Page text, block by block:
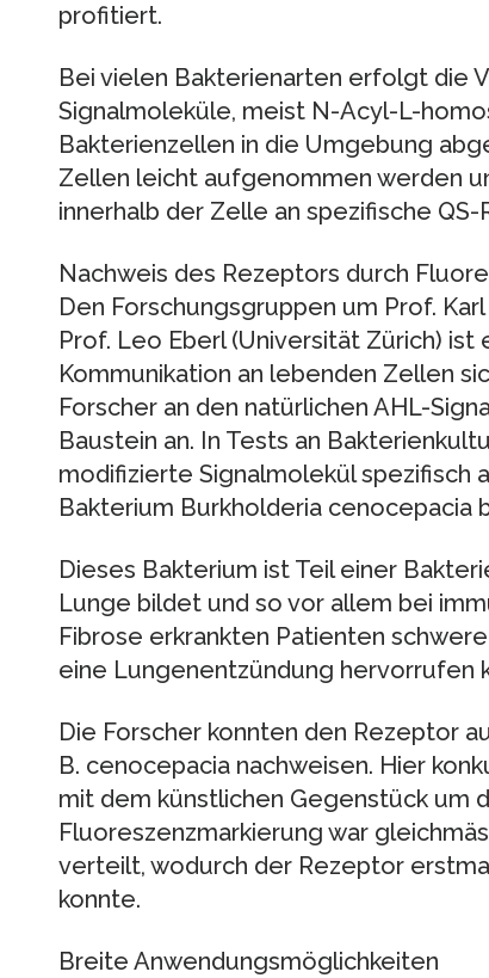
profitiert.
Bei vielen Bakterienarten erfolgt die
Signalmoleküle, meist N-Acyl-L-
Bakterienzellen in die Umgebung
Zellen leicht aufgenommen werden
innerhalb der Zelle an spezifische
Nachweis des Rezeptors durch
Den Forschungsgruppen um Prof.
Prof. Leo Eberl (Universität Zürich)
Kommunikation an lebenden Zellen
Forscher an den natürlichen AHL-
Baustein an. In Tests an
modifizierte Signalmolekül spezifisch
Bakterium Burkholderia cenocepacia
Dieses Bakterium ist Teil einer
Lunge bildet und so vor allem bei
Fibrose erkrankten Patienten
eine Lungenentzündung hervorrufen
Die Forscher konnten den Rezeptor
B. cenocepacia nachweisen. Hier
mit dem künstlichen Gegenstück um
Fluoreszenzmarkierung war
verteilt, wodurch der Rezeptor
konnte.
Breite Anwendungsmöglichkeiten